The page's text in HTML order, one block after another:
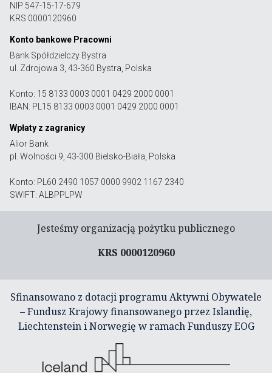
NIP 547-15-17-679
KRS 0000120960
Konto bankowe Pracowni
Bank Spółdzielczy Bystra
ul. Zdrojowa 3, 43-360 Bystra, Polska
Konto: 15 8133 0003 0001 0429 2000 0001
IBAN: PL15 8133 0003 0001 0429 2000 0001
Wpłaty z zagranicy
Alior Bank
pl. Wolności 9, 43-300 Bielsko-Biała, Polska
Konto: PL60 2490 1057 0000 9902 1167 2340
SWIFT: ALBPPLPW
Jesteśmy organizacją pożytku publicznego
KRS 0000120960
Sfinansowano z dotacji programu Aktywni Obywatele
– Fundusz Krajowy finansowanego przez Islandię,
Liechtenstein i Norwegię w ramach Funduszy EOG